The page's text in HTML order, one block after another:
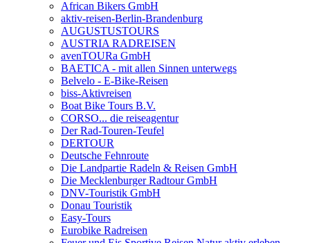
African Bikers GmbH
aktiv-reisen-Berlin-Brandenburg
AUGUSTUSTOURS
AUSTRIA RADREISEN
avenTOURa GmbH
BAETICA - mit allen Sinnen unterwegs
Belvelo - E-Bike-Reisen
biss-Aktivreisen
Boat Bike Tours B.V.
CORSO... die reiseagentur
Der Rad-Touren-Teufel
DERTOUR
Deutsche Fehnroute
Die Landpartie Radeln & Reisen GmbH
Die Mecklenburger Radtour GmbH
DNV-Touristik GmbH
Donau Touristik
Easy-Tours
Eurobike Radreisen